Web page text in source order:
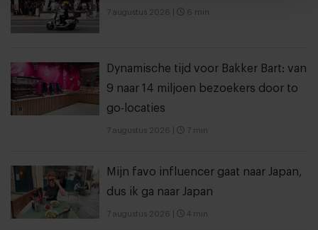
7 augustus 2026 6 min
Dynamische tijd voor Bakker Bart: van
9 naar 14 miljoen bezoekers door to
go-locaties
7 augustus 2026 7 min
Mijn favo influencer gaat naar Japan,
dus ik ga naar Japan
7 augustus 2026 4 min